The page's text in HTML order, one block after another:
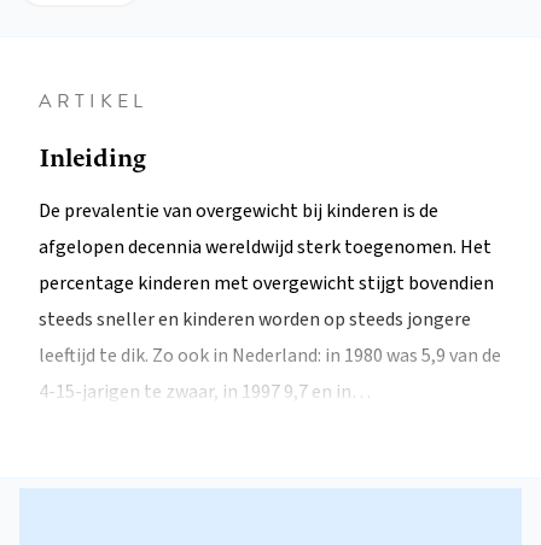
ARTIKEL
Inleiding
De prevalentie van overgewicht bij kinderen is de
afgelopen decennia wereldwijd sterk toegenomen. Het
percentage kinderen met overgewicht stijgt bovendien
steeds sneller en kinderen worden op steeds jongere
leeftijd te dik. Zo ook in Nederland: in 1980 was 5,9 van de
4-15-jarigen te zwaar, in 1997 9,7 en in…